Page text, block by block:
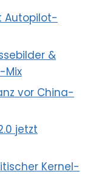
Autopilot-
&
Mix
vor China-
jetzt
Kernel-